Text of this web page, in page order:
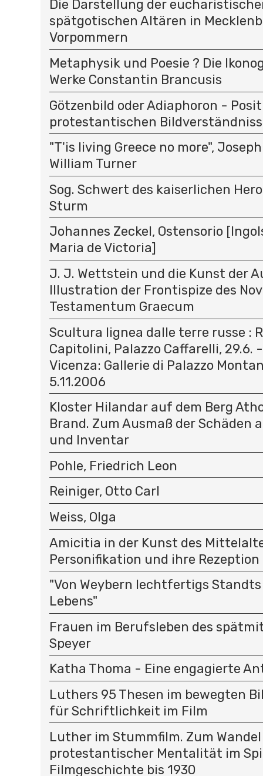
Die Darstellung der
spätgotischen Altären in
Vorpommern
Metaphysik und Poesie ? Die
Werke Constantin Brancusis
Götzenbild oder Adiaphoron -
protestantischen
"T'is living Greece no more",
William Turner
Sog. Schwert des kaiserlichen
Sturm
Johannes Zeckel, Ostensorio
Maria de Victoria]
J. J. Wettstein und die Kunst der
Illustration der Frontispize des
Testamentum Graecum
Scultura lignea dalle terre russe :
Capitolini, Palazzo Caffarelli, 29.6.
Vicenza: Gallerie di Palazzo
5.11.2006
Kloster Hilandar auf dem Berg
Brand. Zum Ausmaß der Schäden
und Inventar
Pohle, Friedrich Leon
Reiniger, Otto Carl
Weiss, Olga
Amicitia in der Kunst des
Personifikation und ihre Rezeption
"Von Weybern lechtfertigs Standts
Lebens"
Frauen im Berufsleben des
Speyer
Katha Thoma - Eine engagierte
Luthers 95 Thesen im bewegten
für Schriftlichkeit im Film
Luther im Stummfilm. Zum Wandel
protestantischer Mentalität im
Filmgeschichte bis 1930